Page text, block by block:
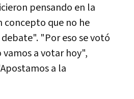
pensando en la
concepto que no he
"Por eso se votó
a votar hoy",
a la